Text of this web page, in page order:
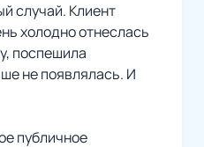
случай. Клиент
холодно отнеслась
поспешила
не появлялась. И
публичное